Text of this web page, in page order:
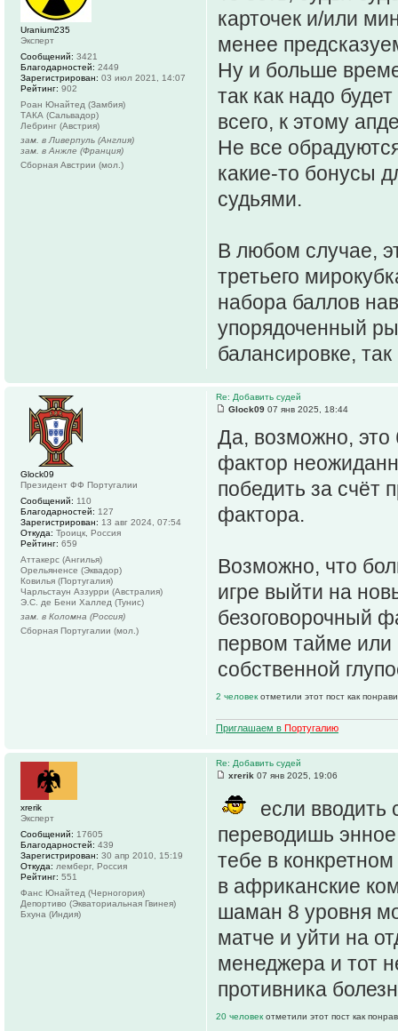
карточек и/или
менее
Ну и больше
так как надо
всего, к этому
Не все
какие-то бонусы
судьями.
В любом случае,
третьего
набора баллов
упорядоченный
балансировке,
Uranium235
Эксперт
Сообщений: 3421
Благодарностей: 2449
Зарегистрирован: 03 июл 2021, 14:07
Рейтинг: 902
Роан Юнайтед (Замбия)
ТАКА (Сальвадор)
Лебринг (Австрия)
зам. в Ливерпуль (Англия)
зам. в Анжле (Франция)
Сборная Австрии (мол.)
Re: Добавить судей
Glock09 07 янв 2025, 18:44
Да, возможно, это
фактор
победить за счёт
фактора.
Возможно, что
игре выйти на
безоговорочный
первом тайме или
собственной
2 человек отметили этот пост как
Приглашаем в Португалию
Glock09
Президент ФФ Португалии
Сообщений: 110
Благодарностей: 127
Зарегистрирован: 13 авг 2024, 07:54
Откуда: Троицк, Россия
Рейтинг: 659
Аттакерс (Ангилья)
Орельяненсе (Эквадор)
Ковилья (Португалия)
Чарльстаун Аззурри (Австралия)
Э.С. де Бени Халлед (Тунис)
зам. в Коломна (Россия)
Сборная Португалии (мол.)
Re: Добавить судей
xrerik 07 янв 2025, 19:06
если вводить
переводишь энное
тебе в
в африканские
шаман 8 уровня
матче и уйти на
менеджера и тот
противника
20 человекотметили этот пост как
xrerik
Эксперт
Сообщений: 17605
Благодарностей: 439
Зарегистрирован: 30 апр 2010, 15:19
Откуда: лемберг, Россия
Рейтинг: 551
Фанс Юнайтед (Черногория)
Депортиво (Экваториальная Гвинея)
Бхуна (Индия)